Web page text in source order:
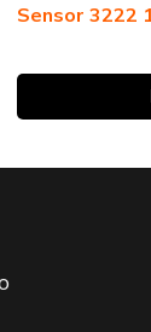
Sensor 3222